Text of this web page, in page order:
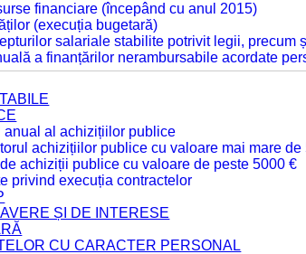
financiare (începând cu anul 2015)
(execuția bugetară)
salariale stabilite potrivit legii, precum
a finanțărilor nerambursabile acordate
anual al achizițiilor publice
achizițiilor publice cu valoare mai mare de
achiziții publice cu valoare de peste 5000 €
privind execuția contractelor
ȘI DE INTERESE
CU CARACTER PERSONAL